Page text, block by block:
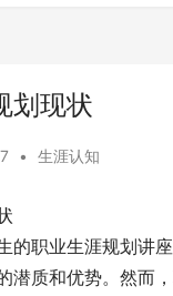
划现状
• 生涯认知
的职业生涯规划讲
潜质和优势。然而